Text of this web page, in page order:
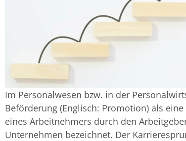
Im Personalwesen bzw. in der
Beförderung (Englisch: Promotion) als
eines Arbeitnehmers durch den
Unternehmen bezeichnet. Der